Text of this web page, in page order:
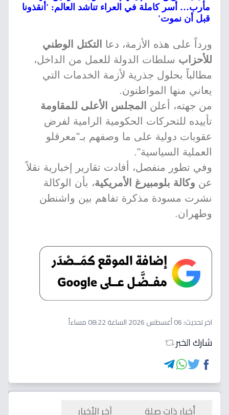
مأرب… أسر كاملة في العراء تناشد العالم: 'أنقذونا
قبل أن نموت'
ورداً على هذه الأزمة، دعا
التكتل الوطني
للأحزاب سلطات الدولة للعمل من الداخل،
مطالباً بحلول جذرية لأزمة الخدمات التي
يعاني منها المواطنون.
من جهته، أعلن
المجلس الأعلى للمقاومة
تأييده للتحركات الحكومية الرامية لفرض
عقوبات دولية على ما وصفهم بـ"معرقلو
العملية السياسية".
وفي تطور منفصل، أفادت تقارير إخبارية نقلاً
عن وكالة بلومبيرغ الأمريكية، بأن الوكالة
نشرت مسودة مذكرة تفاهم بين واشنطن
وطهران.
اخر تحديث:06 أغسطس 2026 الساعة 08:22 مساءاً
شارك الخبر
أخبار ذات صلة آخر الأخبار